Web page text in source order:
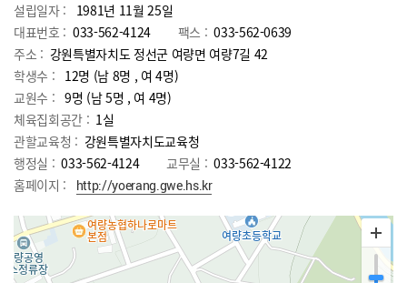
설립일자 :
1981년 11월 25일
대표번호 : 033-562-4124 팩스 : 033-562-0639
주소 : 강원특별자치도 정선군 여량면 여량7길 42
학생수 : 12명 (남 8명 , 여 4명)
교원수 : 9명 (남5명 , 여 4명)
체육집회공간 : 1실
관할교육청 : 강원특별자치도교육청
행정실 : 033-562-4124 교무실 : 033-562-4122
홈페이지 :
http://yoerang.gwe.hs.kr